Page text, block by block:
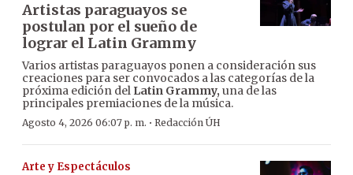
Artistas paraguayos se
postulan por el sueño de
lograr el Latin Grammy
Varios artistas paraguayos ponen a consideración sus
creaciones para ser convocados a las categorías de la
próxima edición del Latin Grammy, una de las
principales premiaciones de la música.
Agosto 4, 2026 06:07 p. m. · Redacción ÚH
Arte y Espectáculos